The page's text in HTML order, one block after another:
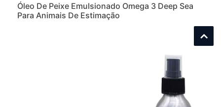
Óleo De Peixe Emulsionado Omega 3 Deep Sea
Para Animais De Estimação